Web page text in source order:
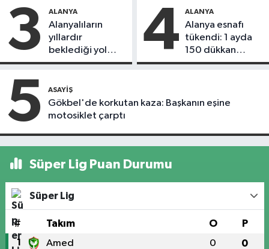
3 ALANYA
Alanyalıların
yıllardır
beklediği yol
askıdan döndü
4 ALANYA
Alanya esnafı
tükendi: 1 ayda
150 dükkan
kapandı
5 ASAYIŞ
Gökbel'de korkutan kaza: Başkanın eşine
motosiklet çarptı
Süper Lig Puan Durumu
Süper Lig
# Takım O P
1 Amed 0 0